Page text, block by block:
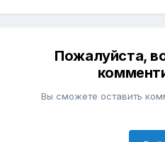
Пожалуйста,
Вы сможете оставить